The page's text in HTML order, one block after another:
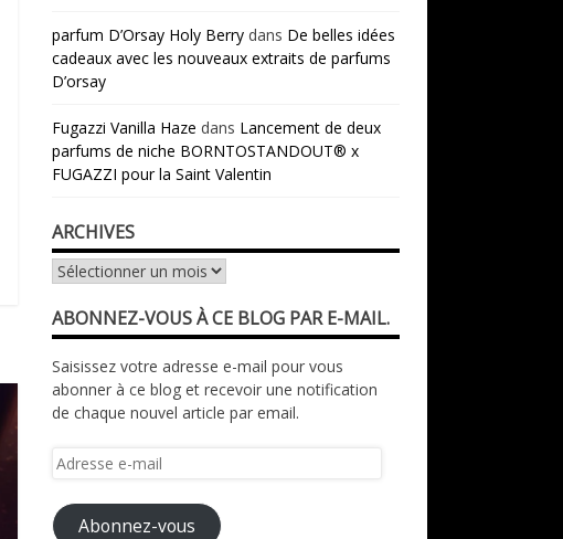
parfum D’Orsay Holy Berry dans De belles idées
cadeaux avec les nouveaux extraits de parfums
D’orsay
Fugazzi Vanilla Haze dans Lancement de deux
parfums de niche BORNTOSTANDOUT® x
FUGAZZI pour la Saint Valentin
ARCHIVES
Archives
ABONNEZ-VOUS À CE BLOG PAR E-MAIL.
Saisissez votre adresse e-mail pour vous
abonner à ce blog et recevoir une notification
de chaque nouvel article par email.
Adresse
mail
Abonnez-vous